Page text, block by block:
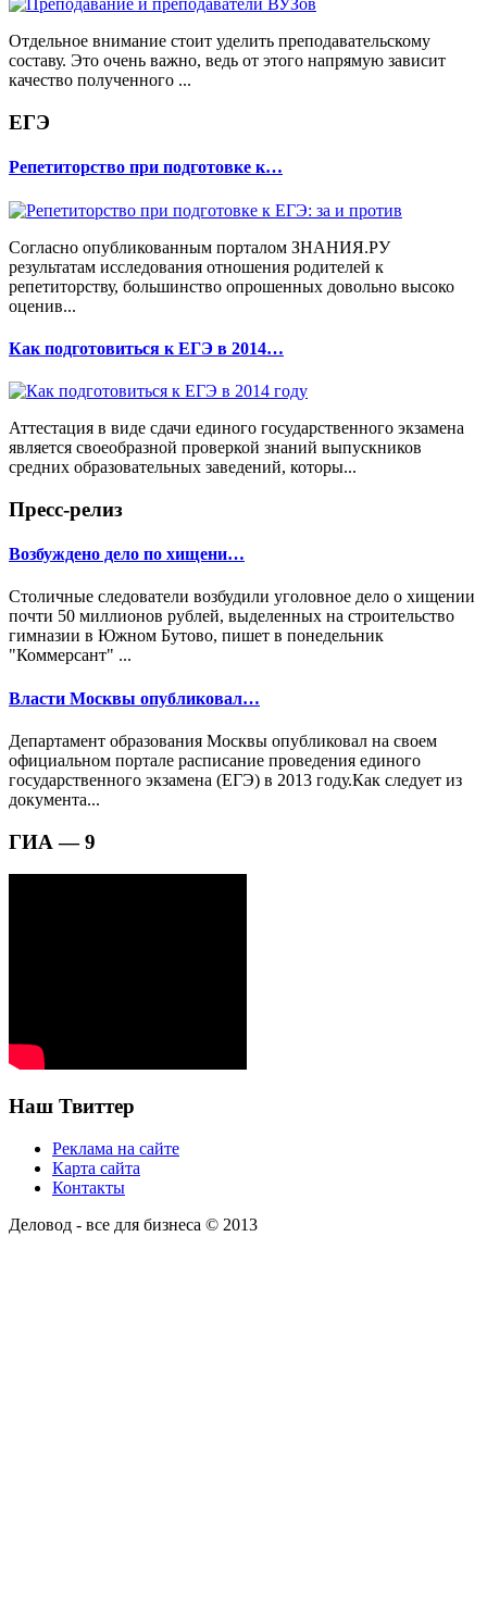
Отдельное внимание стоит уделить преподавательскому
составу. Это очень важно, ведь от этого напрямую зависит
качество полученного ...
ЕГЭ
Репетиторство при подготовке к…
Согласно опубликованным порталом ЗНАНИЯ.РУ
результатам исследования отношения родителей к
репетиторству, большинство опрошенных довольно высоко
оценив...
Как подготовиться к ЕГЭ в 2014…
Аттестация в виде сдачи единого государственного экзамена
является своеобразной проверкой знаний выпускников
средних образовательных заведений, которы...
Пресс-релиз
Возбуждено дело по хищени…
Столичные следователи возбудили уголовное дело о хищении
почти 50 миллионов рублей, выделенных на строительство
гимназии в Южном Бутово, пишет в понедельник
"Коммерсант" ...
Власти Москвы опубликовал…
Департамент образования Москвы опубликовал на своем
официальном портале расписание проведения единого
государственного экзамена (ЕГЭ) в 2013 году.Как следует из
документа...
ГИА — 9
Наш Твиттер
Реклама на сайте
Карта сайта
Контакты
Деловод - все для бизнеса © 2013